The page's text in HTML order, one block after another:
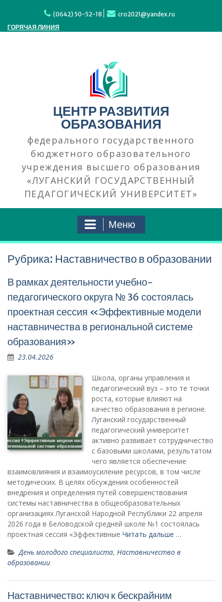
содержимому
(0642) 50-52-18
cro2021@yandex.ru
ГОРЯЧАЯ ЛИНИЯ
ЦЕНТР РАЗВИТИЯ
ОБРАЗОВАНИЯ
федерального государственного
бюджетного образовательного
учреждения высшего образования
«ЛУГАНСКИЙ ГОСУДАРСТВЕННЫЙ
ПЕДАГОГИЧЕСКИЙ УНИВЕРСИТЕТ»
Меню
Рубрика: Наставничество в образовании
В рамках деятельности учебно-
педагогического округа № 36 состоялась
проектная сессия «Эффективные модели
наставничества в региональной системе
образования»
23.04.2026
Школа, органы управления и
педагогический вуз – это те точки
роста, которые влияют на
качество образования в регионе.
Луганский государственный
педагогический университет
активно развивает сотрудничество
с базовыми школами, результатом
чего является обеспечение
взаимовлияния и взаимоусиление ресурсов, в том числе
методических. В целях обсуждения особенностей
внедрения и определения путей совершенствования
системы наставничества в общеобразовательных
организациях Луганской Народной Республики 22 апреля
2026 года в Беловодской средней школе №1 состоялась
проектная сессия «Эффективные Читать дальше …
День молодого специалиста, Наставничество в
образовании
Наставничество: ключ к бескрайним